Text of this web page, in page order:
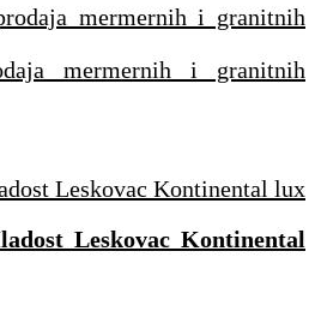
mermernih i granitnih
mermernih i granitnih
Leskovac Kontinental